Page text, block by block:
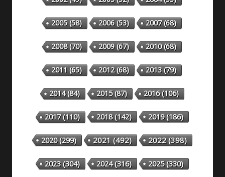
2005(58) 2006(53) 2007(68)
2008(70) 2009(67) 2010(68)
2011 (65) 2012(68) 2013(79)
2014(84) 2015(87) 2016(106)
2017(110) 2018(142) 2019(186)
2020(299) 2021 (492) 2022(398)
2023(304) 2024(316) 2025(330)